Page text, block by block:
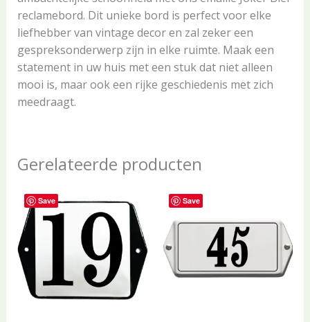
reclamebord. Dit unieke bord is perfect voor elke
liefhebber van vintage decor en zal zeker een
gespreksonderwerp zijn in elke ruimte. Maak een
statement in uw huis met een stuk dat niet alleen
mooi is, maar ook een rijke geschiedenis met zich
meedraagt.
Gerelateerde producten
Save Save